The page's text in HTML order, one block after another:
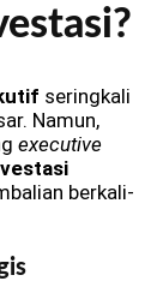
seringkali
Namun,
executive
berkali-